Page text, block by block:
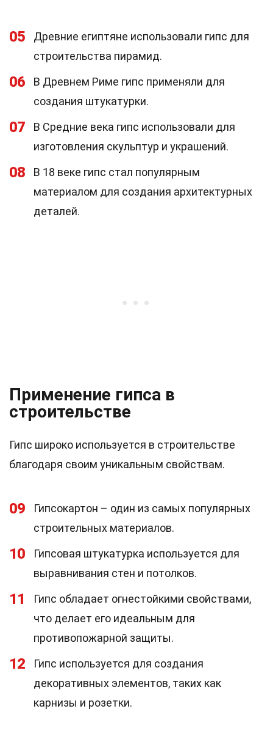
05
Древние египтяне использовали гипс для
строительства пирамид.
06
В Древнем Риме гипс применяли для
создания штукатурки.
07
В Средние века гипс использовали для
изготовления скульптур и украшений.
08
В 18 веке гипс стал популярным
материалом для создания архитектурных
деталей.
Применение гипса в
строительстве
Гипс широко используется в строительстве
благодаря своим уникальным свойствам.
09
Гипсокартон – один из самых популярных
строительных материалов.
10
Гипсовая штукатурка используется для
выравнивания стен и потолков.
11
Гипс обладает огнестойкими свойствами,
что делает его идеальным для
противопожарной защиты.
12
Гипс используется для создания
декоративных элементов, таких как
карнизы и розетки.